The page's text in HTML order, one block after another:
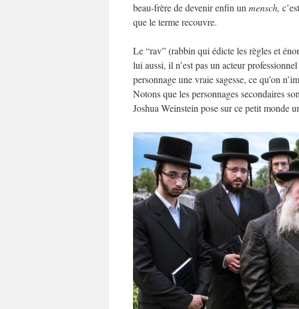
beau-frère de devenir enfin un mensch,
que le terme recouvre.
Le “rav” (rabbin qui édicte les règles et
lui aussi, il n’est pas un acteur
personnage une vraie sagesse, ce qu’on
Notons que les personnages secondaires
Joshua Weinstein pose sur ce petit monde